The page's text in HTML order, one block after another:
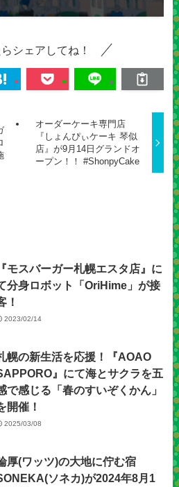
シェアしてね！
オーダーケーキ専門店
『しょんぴぃケーキ 琴似
店』が9月14日グランドオ
ープン！！ #ShonpyCake
『モスバーガー札幌エスタ店』に
分身ロボット「OriHime」が接
！
2023/02/14
幌の新生活を応援！『AOAO
』にて海とサクラを五
で感じる「春のすいぞくかん」
開催！
2025/03/08
厚(ワッツ)の大地に佇む宿
ソネカ)が2024年8月1